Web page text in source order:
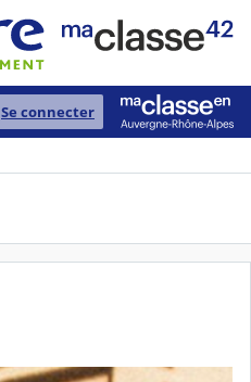
Se connecter